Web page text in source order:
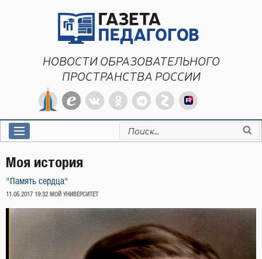
НОВОСТИ ОБРАЗОВАТЕЛЬНОГО
ПРОСТРАНСТВА РОССИИ
Искать:
Моя история
"Память сердца"
ОПУБЛИКОВАНО
11.05.2017 19:32 МОЙ УНИВЕРСИТЕТ